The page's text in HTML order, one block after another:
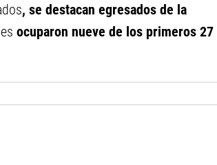
, se destacan egresados de la
ocuparon nueve de los primeros 27